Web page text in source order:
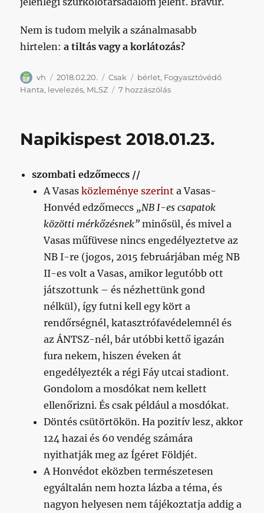
Nem is tudom melyik a szánalmasabb
hirtelen:a tiltás vagy a korlátozás?
Szerző
vh Közzétéve
2018.02.20. Kategória
Csak Címke
bérlet, Fogyasztóvédő
Hanta, levelezés, MLSZ 7 hozzászólásSzeretek
mert
a
ha
kérdez
című
Napikispest 2018.01.23.
szombati edzőmeccs //
A Vasasközleménye szerint a Vasas-
Honvéd edzőmeccs „NB I-es csapatok
közötti mérkőzésnek” minősül, és mivel a
Vasas műfüvese nincs engedélyeztetve az
NB I-re (jogos, 2015 februárjában még NB
II-es volt a Vasas, amikor legutóbb ott
játszottunk – és nézhettünk gond
nélkül), így futni kell egy kört a
rendőrségnél, katasztrófavédelemnél és
az ÁNTSZ-nél, bár utóbbi kettő igazán
fura nekem, hiszen éveken át
engedélyezték a régi Fáy utcai stadiont.
Gondolom a mosdókat nem kellett
ellenőrizni. És csak például a mosdókat.
Döntés csütörtökön. Ha pozitív lesz, akkor
124 hazai és 60 vendég számára
nyithatják meg az Ígéret Földjét.
A Honvédot eközben természetesen
egyáltalán nem hozta lázba a téma, és
nagyon helyesen nem tájékoztatja addig a